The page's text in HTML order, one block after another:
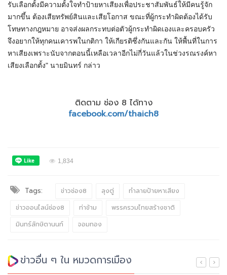
รับเลือกตั้งมีความตั้งใจทำป้ายหาเสียงเพื่อประชาสัมพันธ์ให้มีคนรู้จัก
มากขึ้น ต้องเสียทรัพย์สินและเสียโอกาส ขณะที่ผู้กระทำผิดต้องได้รับ
โทษทางกฎหมาย อาจส่งผลกระทบต่อตัวผู้กระทำผิดเองและครอบครัว
จึงอยากให้ทุกคนเคารพในกติกา ให้เกียรติซึ่งกันและกัน ให้พื้นที่ในการ
หาเสียงเพราะนับจากตอนนี้เหลือเวลาอีกไม่กี่วันแล้วในช่วงรณรงค์หา
เสียงเลือกตั้ง" นายมินทร์ กล่าว
ติดตาม ช่อง 8 ได้ทาง
facebook.com/thaich8
1,834
Tags: ข่าวช่อง8 ลุงตู่
ทำลายป้ายหาเสียง
ข่าวออนไลน์ช่อง8
ท่าข้าม
พรรครวมไทยสร้างชาติ
มินทร์ลักษิตานนท์
จอมทอง
ข่าวอื่น ๆ ใน หมวดการเมือง